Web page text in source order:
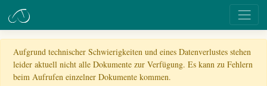
Aufgrund technischer Schwierigkeiten und eines Datenverlustes stehen
leider aktuell nicht alle Dokumente zur Verfügung. Es kann zu Fehlern
beim Aufrufen einzelner Dokumente kommen.